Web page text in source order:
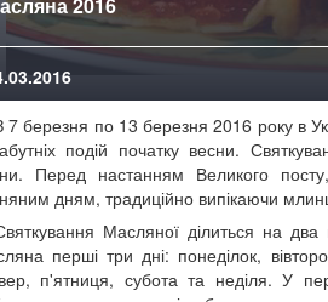
7 березня по 13 березня 2016 року в
подій початку весни.
Перед настанням Великого
дням, традиційно випікаючи
Масляної ділиться на
перші три дні: понеділок,
п'ятниця, субота та неділя. У